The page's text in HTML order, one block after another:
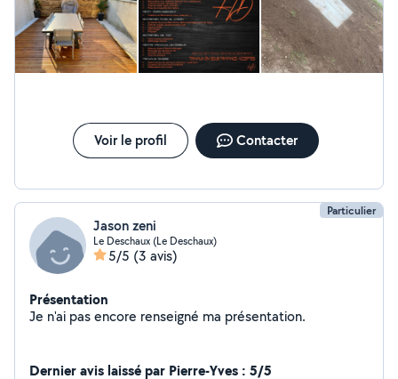
Voir le profil Contacter
Particulier
Jason zeni
Le Deschaux (Le Deschaux)
5/5 (3 avis)
Présentation
Je n'ai pas encore renseigné ma présentation.
Dernier avis laissé par Pierre-Yves : 5/5